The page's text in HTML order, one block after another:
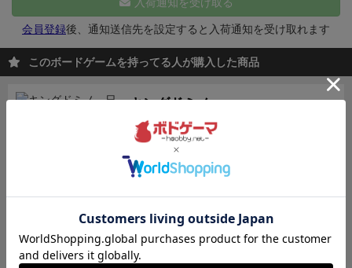
かそれ以上の枚数のカードで成功して引き返したら手
番終了。カードに書かれているお宝やアイテムを獲
得。１人なら総取り。二人なら山分けで、手番の人を
先に、交互にカードに書かれたものを獲得。
マについては、左端１の島から順番に取っていく。以
コマを受け取ることはできない＆終了トリガー。その
ターンまでやってゲーム終了。
ら再度①の処理。失敗したらそこで終了。失敗したと
ます。【下の例では地図出目合計４。装備は剣盾２個
ずつあったので１人で行きました。１枚目で剣・３枚
目で盾２個を払い、盾がなくなったのですが、最後は
会員登録後、通知送信先を設定すると入荷通知を受け取れます
このボードゲームを持ってる人が購入した商品
キングドミノ
欲しいタイルを手に入れて、森や海、草原の
広がる自分の王国を広げよう！
¥ （税込）
2～4人 15～20分
ワイナリーの四季